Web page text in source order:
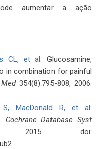
aumentar a ação
CL, et al: Glucosamine,
in combination for painful
354(8):795-808, 2006.
S, MacDonald R, et al:
Cochrane Database Syst
2015. doi: